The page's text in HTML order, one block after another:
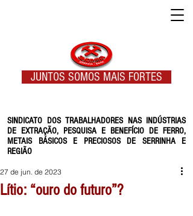
SINDICATO DOS TRABALHADORES NAS INDÚSTRIAS
DE EXTRAÇÃO, PESQUISA E BENEFÍCIO DE FERRO,
METAIS BÁSICOS E PRECIOSOS DE SERRINHA E
REGIÃO
JUNTOS SOMOS MAIS FORTES
Lítio: “ouro do futuro”?
27 de jun. de 2023